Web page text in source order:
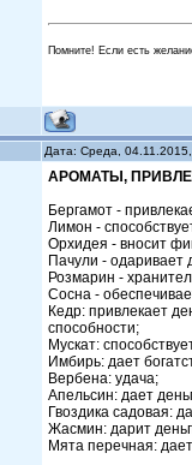
Помните! Если есть
Дата: Среда,
АРОМАТЫ,
Бергамот -
Лимон -
Орхидея - вносит
Пачули - одаривает
Розмарин -
Сосна -
Кедр: привлекает
способности;
Мускат:
Имбирь: дает
Вербена: удача;
Апельсин: дает
Гвоздика садовая:
Жасмин: дарит
Мята перечная: